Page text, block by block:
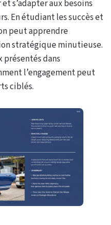
s’adapter aux besoins
En étudiant les succès et
peut apprendre
stratégique minutieuse.
présentés dans
l’engagement peut
ciblés.